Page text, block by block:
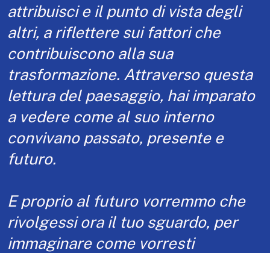
attribuisci e il punto di vista degli
altri, a riflettere sui fattori che
contribuiscono alla sua
trasformazione. Attraverso questa
lettura del paesaggio, hai imparato
a vedere come al suo interno
convivano passato, presente e
futuro.
E proprio al futuro vorremmo che
rivolgessi ora il tuo sguardo, per
immaginare come vorresti